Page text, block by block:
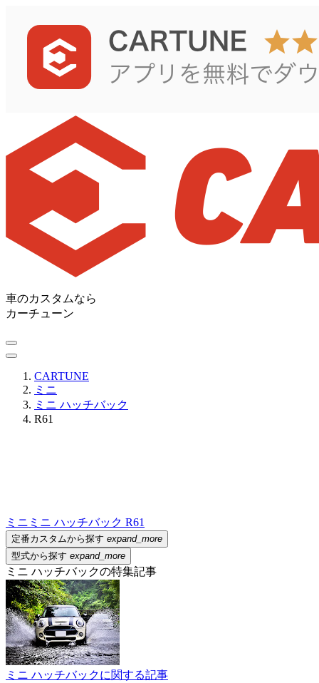
車のカスタムなら
カーチューン
CARTUNE
ミニ
ミニ ハッチバック
R61
ミニ ミニ ハッチバック R61
定番カスタムから探す expand_more
型式から探す expand_more
ミニ ハッチバックの特集記事
ミニ ハッチバックに関する記事